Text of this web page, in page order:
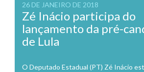
26 DE JANEIRO DE 2018
Zé Inácio participa do
lançamento da pré-
de Lula
O Deputado Estadual (PT) Zé Inácio